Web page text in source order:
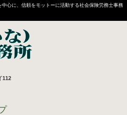
心に、信頼をモットーに活動する社会保険労務士事務
112